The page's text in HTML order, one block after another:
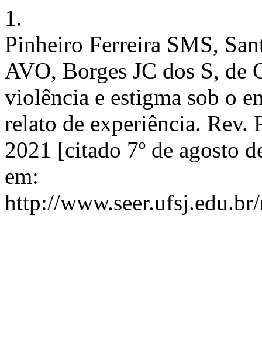
1.
Pinheiro Ferreira SMS,
AVO, Borges JC dos S, de
violência e estigma sob o
relato de experiência. Rev.
2021 [citado 7º de agosto
em:
http://